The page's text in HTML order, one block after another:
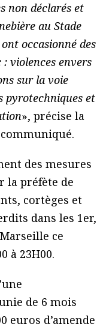
non déclarés et
au Stade
occasionné des
violences envers
sur la voie
pyrotechniques et
», précise la
des mesures
la préfète de
cortèges et
dans les 1er,
ce
à 23H00.
de 6 mois
euros d’amende